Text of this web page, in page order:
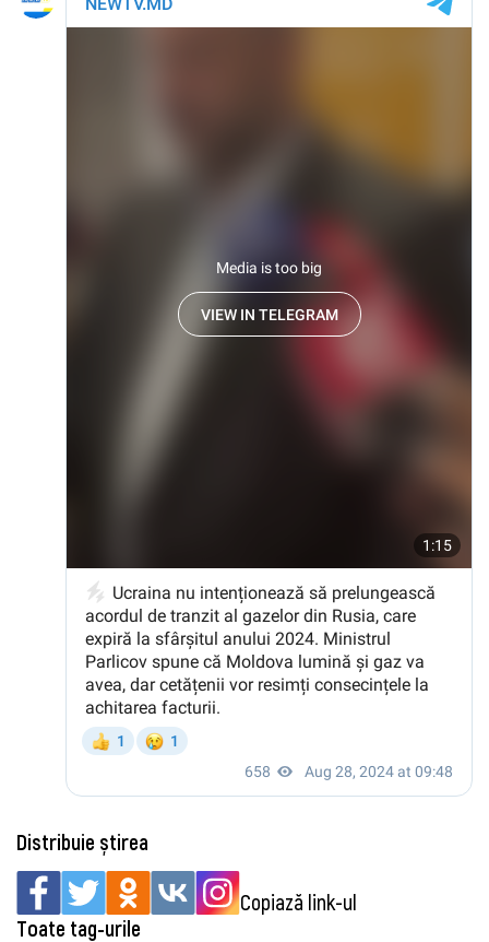
Distribuie știrea
Copiază link-ul
Toate tag-urile